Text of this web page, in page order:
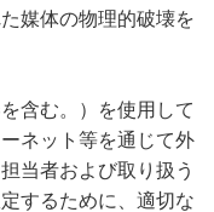
媒体の物理的破壊を
含む。）を使用して
ネット等を通じて外
当者および取り扱う
するために、適切な